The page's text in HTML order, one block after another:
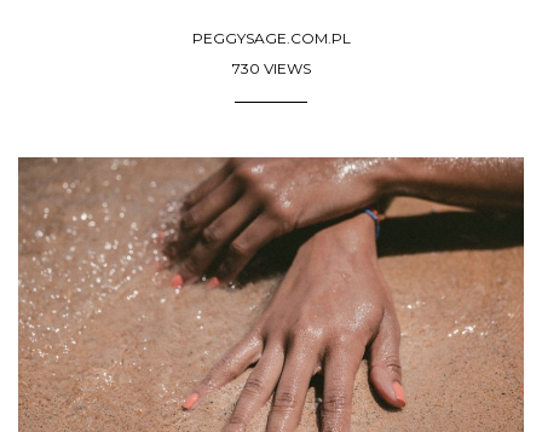
PEGGYSAGE.COM.PL
730 VIEWS